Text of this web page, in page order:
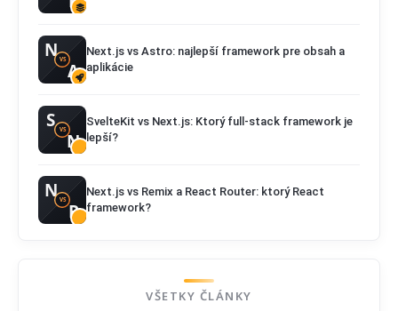
Next.js vs Astro: najlepší framework pre obsah a
aplikácie
SvelteKit vs Next.js: Ktorý full-stack framework je
lepší?
Next.js vs Remix a React Router: ktorý React
framework?
VŠETKY ČLÁNKY